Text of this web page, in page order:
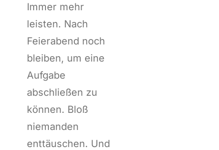
Immer mehr
leisten. Nach
Feierabend noch
bleiben, um eine
Aufgabe
abschließen zu
können. Bloß
niemanden
enttäuschen. Und